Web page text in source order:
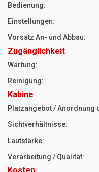
Bedienung:
Einstellungen:
Vorsatz An- und Abbau:
Zugänglichkeit
Wartung:
Reinigung:
Kabine
Platzangebot / Anordnung
Sichtverhältnisse:
Lautstärke:
Verarbeitung / Qualität: